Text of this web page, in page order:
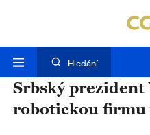
Hledání
Srbský
robotickou firmu